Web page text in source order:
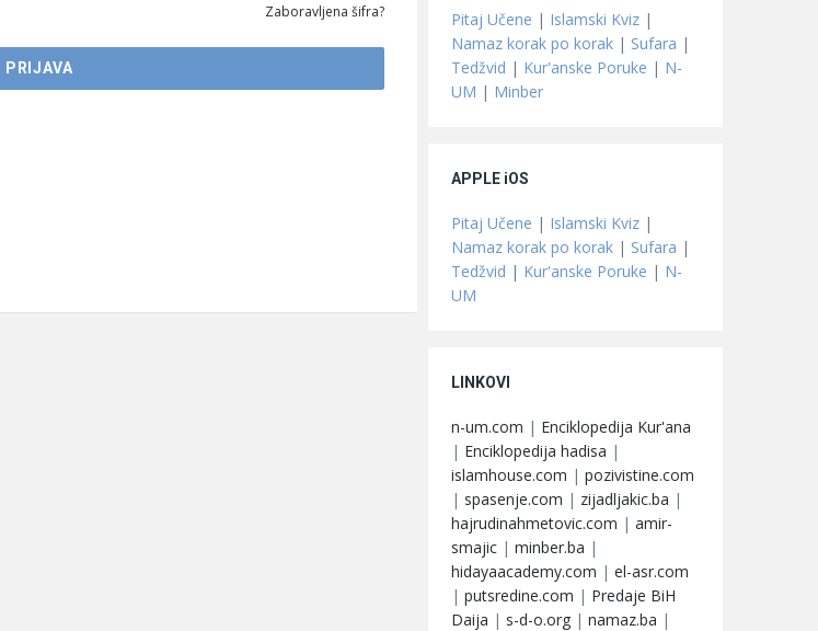
Zaboravljena šifra? Pitaj Učene | Islamski Kviz |
Namaz korak po korak | Sufara |
Tedžvid | Kur'anske Poruke | N-
UM | Minber
APPLE iOS
Pitaj Učene | Islamski Kviz |
Namaz korak po korak | Sufara |
Tedžvid | Kur'anske Poruke | N-
UM
LINKOVI
n-um.com | Enciklopedija Kur'ana
| Enciklopedija hadisa |
islamhouse.com | pozivistine.com
| spasenje.com | zijadljakic.ba |
hajrudinahmetovic.com | amir-
smajic | minber.ba |
hidayaacademy.com | el-asr.com
| putsredine.com | Predaje BiH
Daija | s-d-o.org | namaz.ba |